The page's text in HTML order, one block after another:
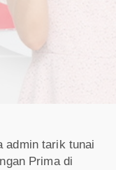
admin tarik tunai
Prima di